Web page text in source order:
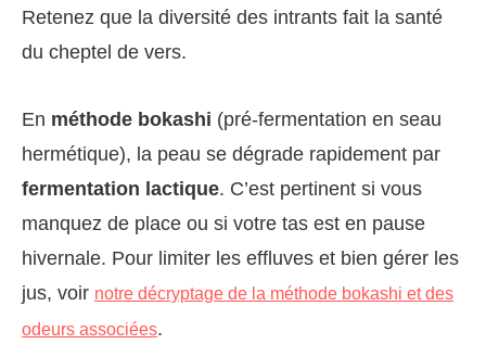
Retenez que la diversité des intrants fait la santé
du cheptel de vers.
En méthode bokashi (pré-fermentation en seau
hermétique), la peau se dégrade rapidement par
fermentation lactique. C’est pertinent si vous
manquez de place ou si votre tas est en pause
hivernale. Pour limiter les effluves et bien gérer les
jus, voir notre décryptage de la méthode bokashi et des
odeurs associées.